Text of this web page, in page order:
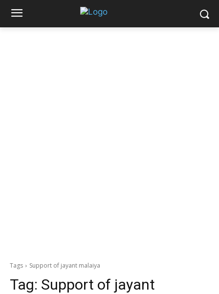
Tags Support of jayant malaiya
Tag: Support of jayant